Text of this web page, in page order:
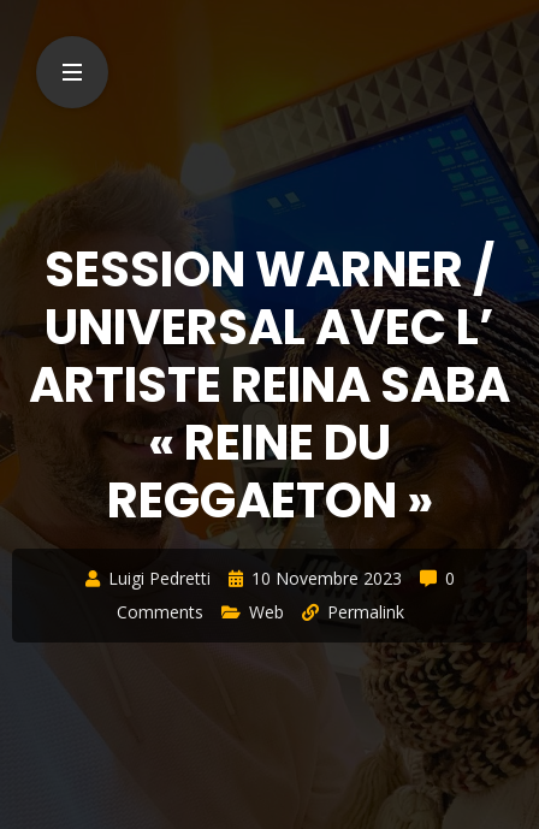
SESSION WARNER /
UNIVERSAL AVEC L’
ARTISTE REINA SABA
« REINE DU
REGGAETON »
Luigi Pedretti 10 Novembre 2023
0
Comments
Web Permalink